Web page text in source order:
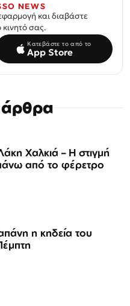
NEWS
και διαβάστε
κινητό σας.
Κατεβάστε το από το
App Store
άρθρα
Χαλκιά – Η στιγμή
από το φέρετρο
η κηδεία του